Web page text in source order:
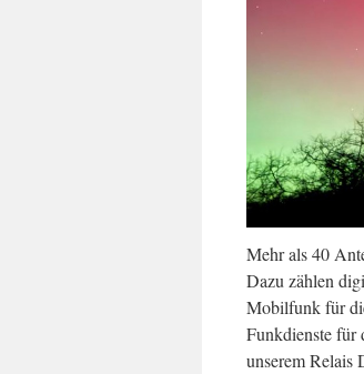
Mehr als 40
Dazu zählen
Mobilfunk für
Funkdienste für
unserem